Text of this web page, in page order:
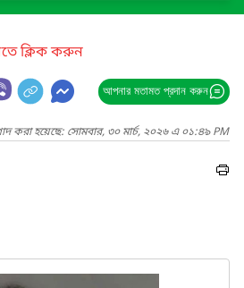
ক্লিক করুন
আপনার মতামত প্রদান করুন
করা হয়েছে: সোমবার, ৩০ মার্চ, ২০২৬ এ ০১:৪৯ PM